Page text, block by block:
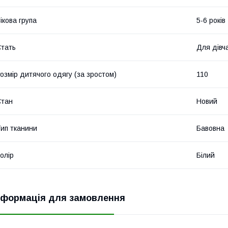
група 5-6 років
Для
дитячого одягу (за зростом) 110
Новий
тканини Бавовна
Білий
для замовлення